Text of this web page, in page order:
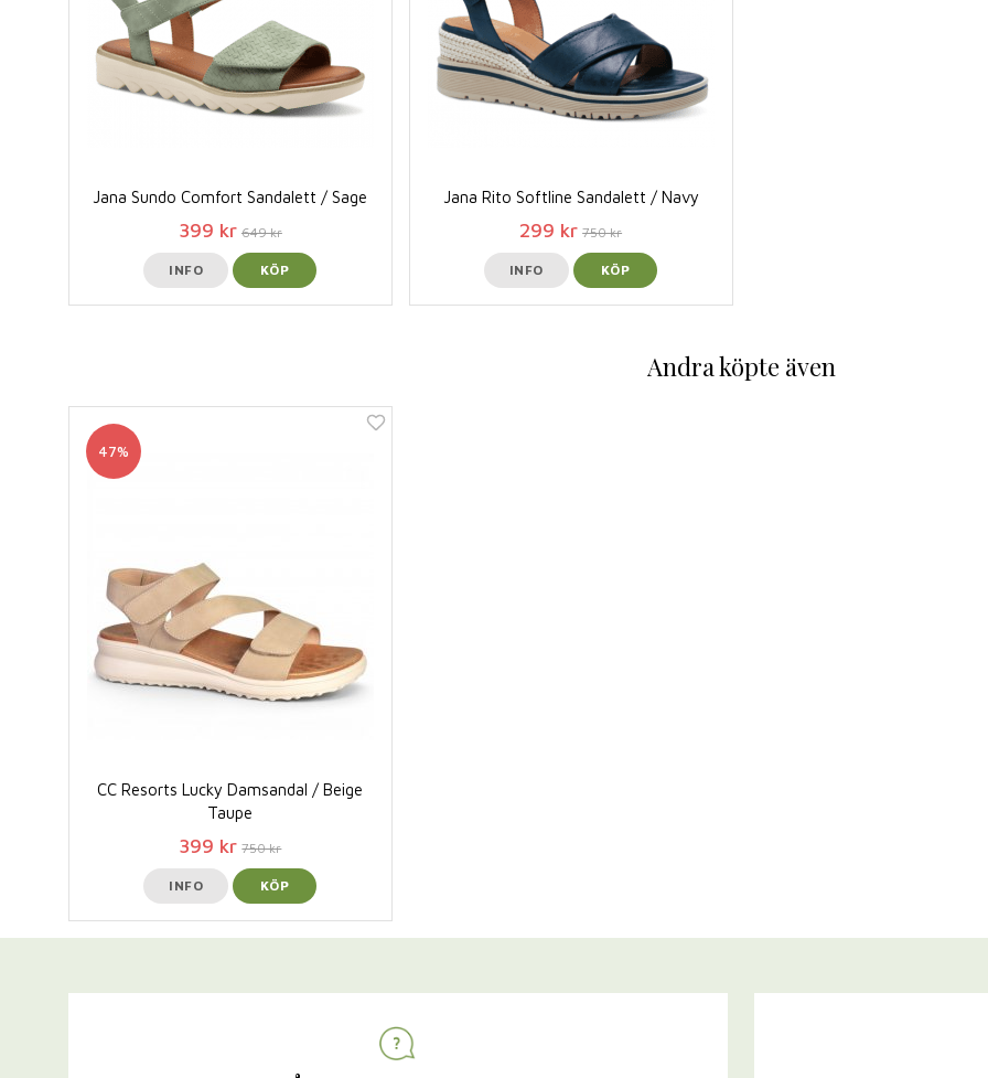
Jana Sundo Comfort Sandalett / Sage
399 kr 649 kr
INFO KÖP
Jana Rito Softline Sandalett / Navy
299 kr 750 kr
INFO KÖP
Andra köpte även
47%
CC Resorts Lucky Damsandal / Beige
Taupe
399 kr 750 kr
INFO KÖP